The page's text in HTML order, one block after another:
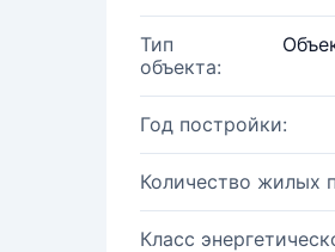
Тип
объекта:
Год постройки:
Количество жилых
Класс